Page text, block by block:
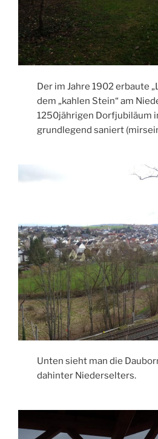
Der im Jahre 1902 erbaute
dem „kahlen Stein“ am
1250jährigen Dorfjubiläum
grundlegend saniert
Unten sieht man die
dahinter Niederselters.